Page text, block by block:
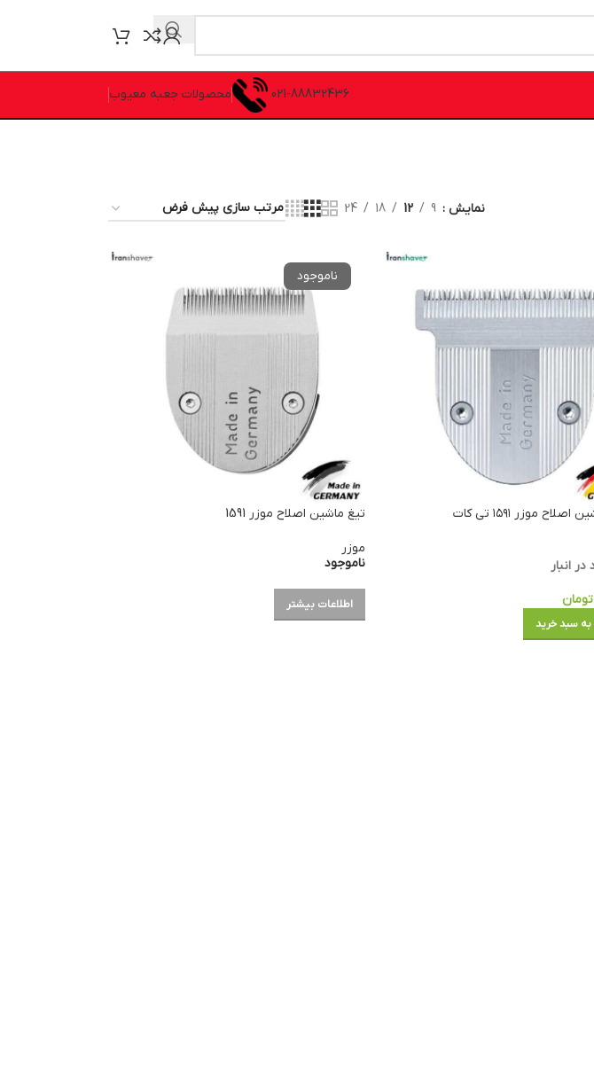
021-88832436 محصولات جعبه معیوب
نمایش 9
12
18
24
موزر ۱۵۹۱ تی کات
انبار
تومان
به سبد خرید
تیغ ماشین اصلاح موزر 1591
موزر
ناموجود
اطلاعات بیشتر